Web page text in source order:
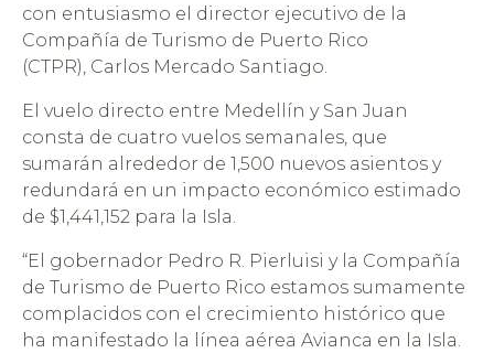
con entusiasmo el director ejecutivo de la
Compañía de Turismo de Puerto Rico
(CTPR), Carlos Mercado Santiago.
El vuelo directo entre Medellín y San Juan
consta de cuatro vuelos semanales, que
sumarán alrededor de 1,500 nuevos asientos y
redundará en un impacto económico estimado
de $1,441,152 para la Isla.
“El gobernador Pedro R. Pierluisi y la Compañía
de Turismo de Puerto Rico estamos sumamente
complacidos con el crecimiento histórico que
ha manifestado la línea aérea Avianca en la Isla.